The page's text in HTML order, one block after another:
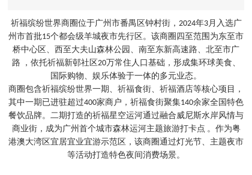
祈福缤纷世界商圈位于广州市番禺区钟村街，2024年3月入选广
州市首批15个都会级羊城夜市先行区。该商圈四至范围为东至市
桥中心区、西至大夫山森林公园、南至东新高速路、北至市广
路 ，依托祈福新邨社区20万常住人口基础，形成集环球美食、
国际购物、娱乐体验于一体的多元业态。
商圈包含祈福缤纷世界一期、祈福食街、祈福酒店等核心项目，
其中一期已进驻超过400家商户，祈福食街聚集140余家全国特色
餐饮品牌。二期打造的祈福星空运河通过融合威尼斯水岸风情与
商业街，成为广州首个城市森林运河主题旅游打卡点 。作为粤
港澳大湾区宜居宜业宜游示范区，该商圈通过灯光节、主题夜市
等活动打造特色夜间消费场景。